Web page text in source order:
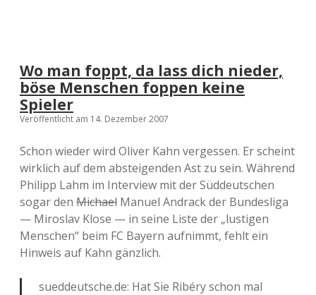
Wo man foppt, da lass dich nieder,
böse Menschen foppen keine
Spieler
Veröffentlicht am 14. Dezember 2007
Schon wieder wird Oliver Kahn vergessen. Er scheint
wirklich auf dem absteigenden Ast zu sein. Während
Philipp Lahm im Interview mit der Süddeutschen
sogar den Michael Manuel Andrack der Bundesliga
— Miroslav Klose — in seine Liste der „lustigen
Menschen“ beim FC Bayern aufnimmt, fehlt ein
Hinweis auf Kahn gänzlich.
sueddeutsche.de: Hat Sie Ribéry schon mal